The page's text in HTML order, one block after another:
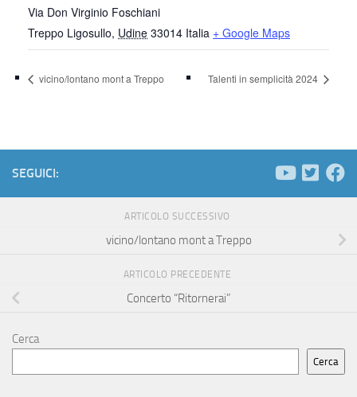
Via Don Virginio Foschiani
Treppo Ligosullo, Udine 33014 Italia + Google Maps
vicino/lontano mont a Treppo Talenti in semplicità 2024
SEGUICI:
ARTICOLO SUCCESSIVO
vicino/lontano mont a Treppo
ARTICOLO PRECEDENTE
Concerto “Ritornerai”
Cerca
Cerca